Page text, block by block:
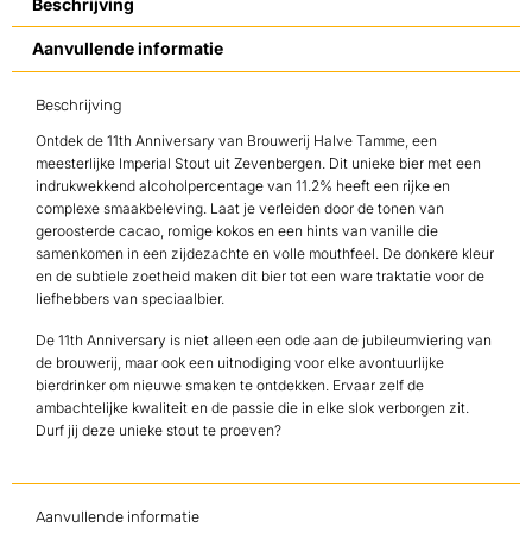
Beschrijving
Aanvullende informatie
Beschrijving
Ontdek de 11th Anniversary van Brouwerij Halve Tamme, een
meesterlijke Imperial Stout uit Zevenbergen. Dit unieke bier met een
indrukwekkend alcoholpercentage van 11.2% heeft een rijke en
complexe smaakbeleving. Laat je verleiden door de tonen van
geroosterde cacao, romige kokos en een hints van vanille die
samenkomen in een zijdezachte en volle mouthfeel. De donkere kleur
en de subtiele zoetheid maken dit bier tot een ware traktatie voor de
liefhebbers van speciaalbier.
De 11th Anniversary is niet alleen een ode aan de jubileumviering van
de brouwerij, maar ook een uitnodiging voor elke avontuurlijke
bierdrinker om nieuwe smaken te ontdekken. Ervaar zelf de
ambachtelijke kwaliteit en de passie die in elke slok verborgen zit.
Durf jij deze unieke stout te proeven?
Aanvullende informatie